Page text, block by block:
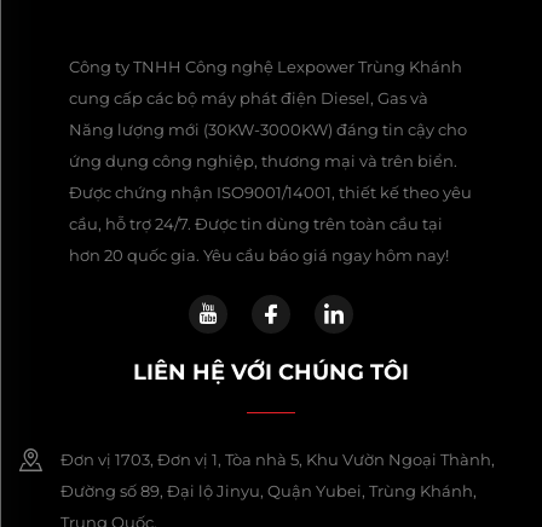
Công ty TNHH Công nghệ Lexpower Trùng Khánh
cung cấp các bộ máy phát điện Diesel, Gas và
Năng lượng mới (30KW-3000KW) đáng tin cậy cho
ứng dụng công nghiệp, thương mại và trên biển.
Được chứng nhận ISO9001/14001, thiết kế theo yêu
cầu, hỗ trợ 24/7. Được tin dùng trên toàn cầu tại
hơn 20 quốc gia. Yêu cầu báo giá ngay hôm nay!
LIÊN HỆ VỚI CHÚNG TÔI
Đơn vị 1703, Đơn vị 1, Tòa nhà 5, Khu Vườn Ngoại Thành,
Đường số 89, Đại lộ Jinyu, Quận Yubei, Trùng Khánh,
Trung Quốc.